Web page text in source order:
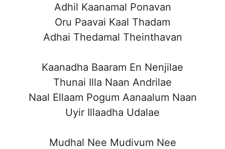
Adhil Kaanamal Ponavan
Oru Paavai Kaal Thadam
Adhai Thedamal Theinthavan
Kaanadha Baaram En Nenjilae
Thunai Illa Naan Andrilae
Naal Ellaam Pogum Aanaalum Naan
Uyir Illaadha Udalae
Mudhal Nee Mudivum Nee